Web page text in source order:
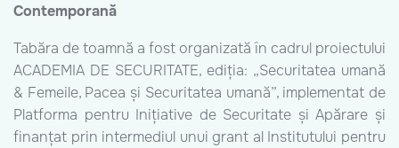
Contemporană
Tabăra de toamnă a fost organizată în cadrul proiectului
ACADEMIA DE SECURITATE, ediția: „Securitatea umană
& Femeile, Pacea și Securitatea umană”, implementat de
Platforma pentru Inițiative de Securitate și Apărare și
finanțat prin intermediul unui grant al Institutului pentru